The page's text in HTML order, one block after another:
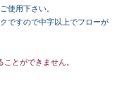
使用下さい。
ですので中字以上でフローが
とができません。